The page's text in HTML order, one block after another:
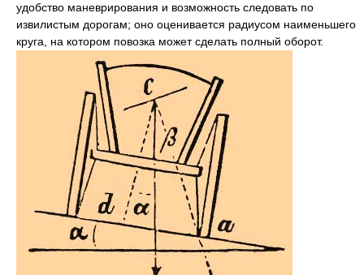
удобство маневрирования и возможность следовать по
извилистым дорогам; оно оценивается радиусом наименьшего
круга, на котором повозка может сделать полный оборот.